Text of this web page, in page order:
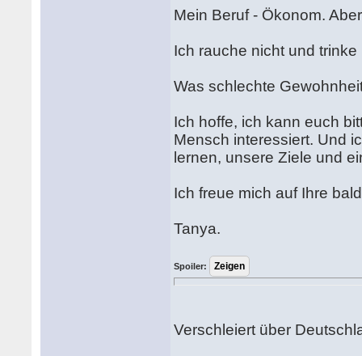
Mein Beruf - Ökonom.
Ich rauche nicht und
Was schlechte
Ich hoffe, ich kann euch
Mensch interessiert. Und
lernen, unsere Ziele und
Ich freue mich auf Ihre
Tanya.
Spoiler:
Verschleiert über